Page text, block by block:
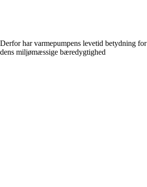
Derfor har varmepumpens levetid betydning for
dens miljømæssige bæredygtighed